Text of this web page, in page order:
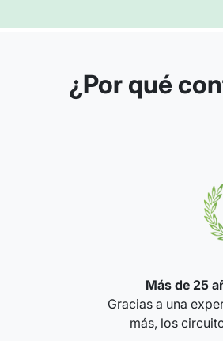
¿Por qué
Más de 25
Gracias a una
más, los